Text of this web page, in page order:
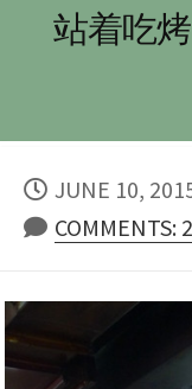
站着吃
PUBLISHED
DATE
JUNE 10,
COMMENTS: 2